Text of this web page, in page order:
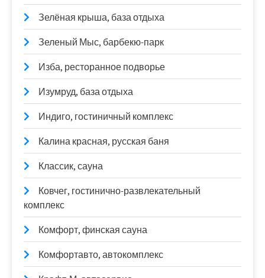
Зелёная крыша, база отдыха
Зеленый Мыс, барбекю-парк
Изба, ресторанное подворье
Изумруд, база отдыха
Индиго, гостиничный комплекс
Калина красная, русская баня
Классик, сауна
Ковчег, гостинично-развлекательный
комплекс
Комфорт, финская сауна
Комфортавто, автокомплекс